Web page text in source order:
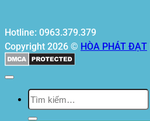
Hotline: 0963.379.379
Copyright 2026 © HÒA PHÁT ĐẠT
Tìm
kiếm: